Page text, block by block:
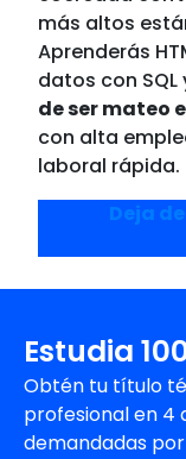
más altos
Aprenderás
datos con
de ser mateo
con alta
laboral rápida.
Deja
Estudia
Obtén tu título
profesional en 4
demandadas